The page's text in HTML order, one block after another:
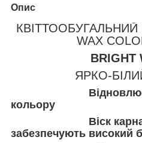
Опис
КВІТТООБУГАЛЬНИЙ
WAX
BRIGHT
ЯРКО-
Відновлює
кольору
Віск карнауба
забезпечують високий